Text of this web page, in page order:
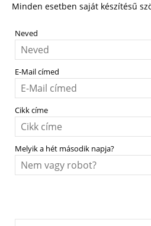
Minden esetben saját készítésű
Neved
E-Mail címed
Cikk címe
Melyik a hét második napja?